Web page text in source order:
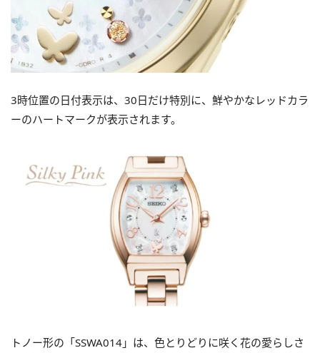
3時位置の日付表示は、30日だけ特別に、鮮やかなレッドカラ
ーのハートマークが表示されます。
トノー形の「SSWA014」は、色とりどりに咲く花の愛らしさ